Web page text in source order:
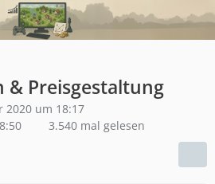
Preisgestaltung
2020 um 18:17
3.540 mal gelesen